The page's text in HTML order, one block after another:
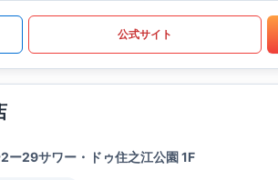
公式サイト
ー29サワー・ドゥ住之江公園 1F